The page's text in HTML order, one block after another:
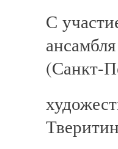
С
(Санкт-